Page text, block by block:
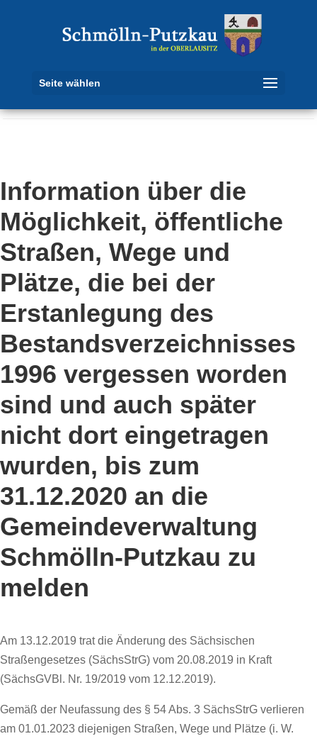
Seite wählen
Information über die
Möglichkeit, öffentliche
Straßen, Wege und
Plätze, die bei der
Erstanlegung des
Bestandsverzeichnisses
1996 vergessen worden
sind und auch später
nicht dort eingetragen
wurden, bis zum
31.12.2020 an die
Gemeindeverwaltung
Schmölln-Putzkau zu
melden
Am 13.12.2019 trat die Änderung des Sächsischen
Straßengesetzes (SächsStrG) vom 20.08.2019 in Kraft
(SächsGVBl. Nr. 19/2019 vom 12.12.2019).
Gemäß der Neufassung des § 54 Abs. 3 SächsStrG verlieren
am 01.01.2023 diejenigen Straßen, Wege und Plätze (i. W.